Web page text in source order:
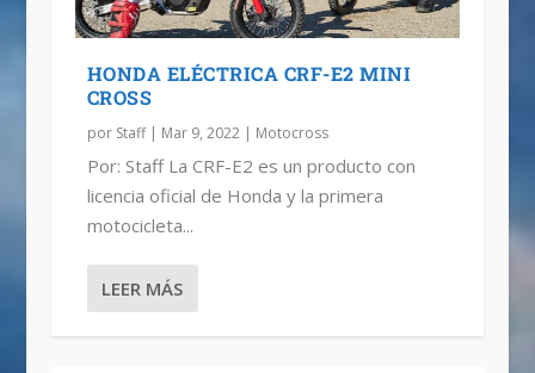
HONDA ELÉCTRICA CRF-E2 MINI
CROSS
por Staff| Mar 9, 2022| Motocross
Por: Staff La CRF-E2 es un producto con
licencia oficial de Honda y la primera
motocicleta...
LEER MÁS